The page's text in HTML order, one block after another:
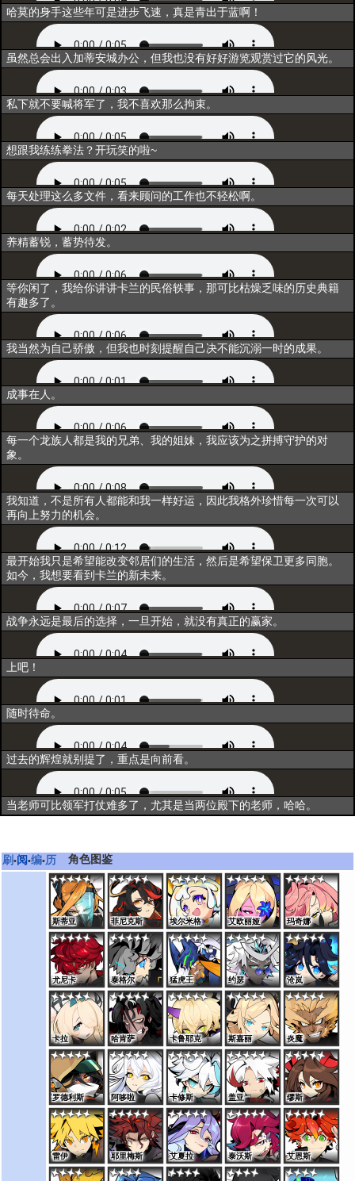
互动2
哈莫的身手这些年可是进步飞速，真是青出于蓝啊！
互动3
虽然总会出入加蒂安城办公，但我也没有好好游览观赏过它的风光。
互动4
私下就不要喊将军了，我不喜欢那么拘束。
互动5
想跟我练练拳法？开玩笑的啦~
闲聊1
每天处理这么多文件，看来顾问的工作也不轻松啊。
闲聊2
养精蓄锐，蓄势待发。
闲聊3
等你闲了，我给你讲讲卡兰的民俗轶事，那可比枯燥乏味的历史典籍
有趣多了。
唤醒
我当然为自己骄傲，但我也时刻提醒自己决不能沉溺一时的成果。
同行
成事在人。
重构
每一个龙族人都是我的兄弟、我的姐妹，我应该为之拼搏守护的对
象。
联结
我知道，不是所有人都能和我一样好运，因此我格外珍惜每一次可以
再向上努力的机会。
归一
最开始我只是希望能改变邻居们的生活，然后是希望保卫更多同胞。
如今，我想要看到卡兰的新未来。
超越
战争永远是最后的选择，一旦开始，就没有真正的赢家。
释放技能
上吧！
出战
随时待命。
资料一
过去的辉煌就别提了，重点是向前看。
资料二
当老师可比领军打仗难多了，尤其是当两位殿下的老师，哈哈。
刷•阅•编•历 角色图鉴
斯蒂亚 菲尼克斯 埃尔米格 艾欧丽娅 玛奇娜
尤尼卡 泰格尔 猛虎王 约瑟 沧岚
卡拉 哈肯萨 卡鲁耶克 斯嘉丽 炎魔
罗德利斯 阿哆啦 卡修斯 盖亚 缪斯
雷伊 耶里梅斯 艾夏拉 泰沃斯 艾恩斯